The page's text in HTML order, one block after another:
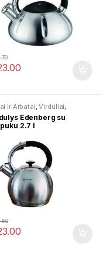
ir Arbatai ,Virduliai
su švilpuku
Edenberg su
2.7 l